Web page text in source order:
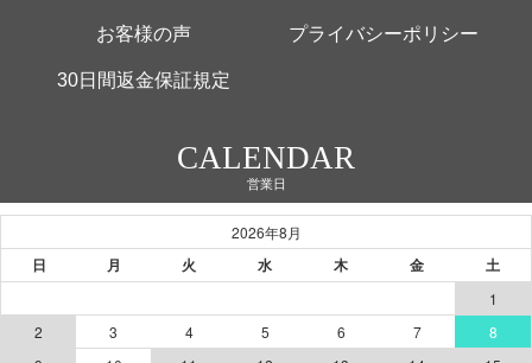
お客様の声 プライバシーポリシー
30日間返金保証規定
CALENDAR
営業日